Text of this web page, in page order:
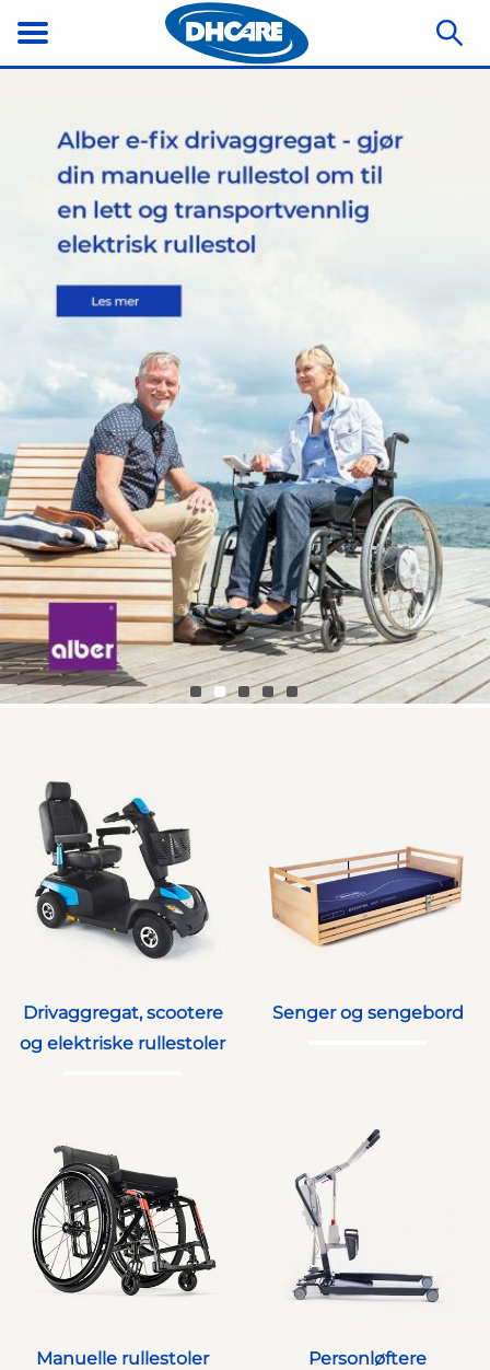
Drivaggregat, scootere
og elektriske rullestoler
Senger og sengebord
Manuelle rullestoler Personløftere